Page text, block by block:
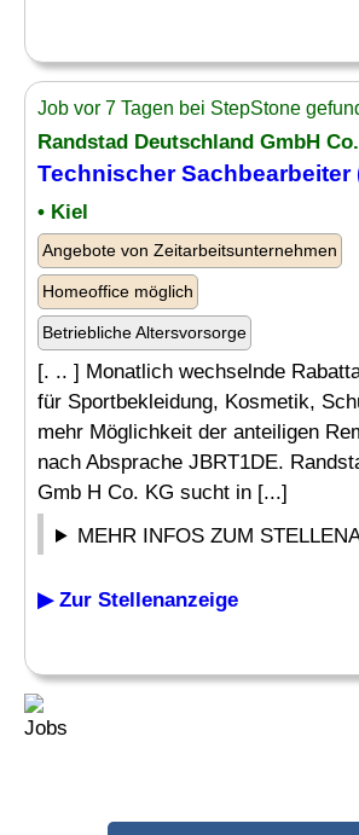
Job vor 7 Tagen bei StepStone
Randstad Deutschland GmbH
Technischer Sachbearbeiter
• Kiel
Angebote von Zeitarbeitsunternehmen
Homeoffice möglich
Betriebliche Altersvorsorge
[. .. ] Monatlich wechselnde
für Sportbekleidung, Kosmetik,
mehr Möglichkeit der anteiligen
nach Absprache JBRT1DE.
Gmb H Co. KG sucht in [...]
MEHR INFOS ZUM
▶ Zur Stellenanzeige